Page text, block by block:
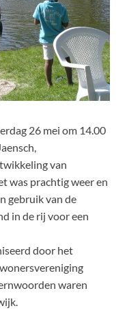
26 mei om 14.00
van
was prachtig weer en
gebruik van de
in de rij voor een
door het
waren